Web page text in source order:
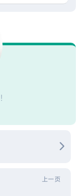
上一页